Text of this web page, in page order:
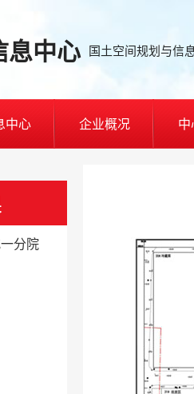
息中心 国土空间规划与信
中心 企业概况
分院